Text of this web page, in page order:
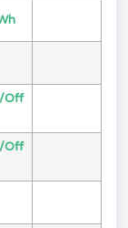
Off
Off